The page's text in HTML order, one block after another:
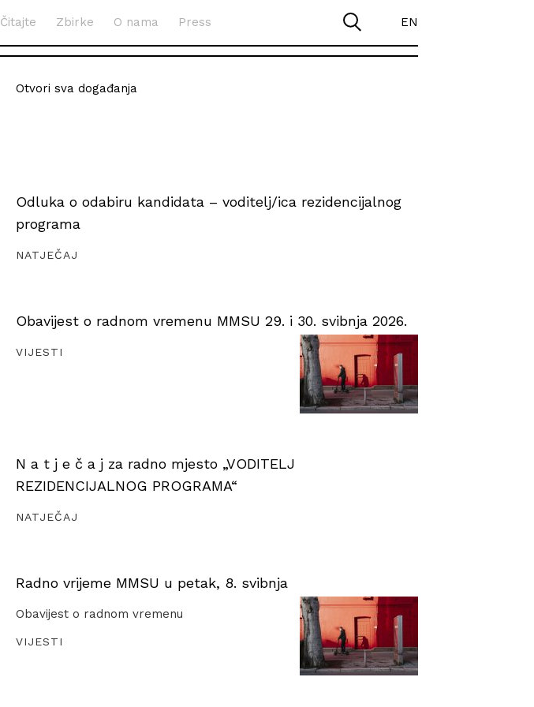
Čitajte Zbirke O nama Press EN
Otvori sva događanja
Odluka o odabiru kandidata – voditelj/ica rezidencijalnog
programa
NATJEČAJ
Obavijest o radnom vremenu MMSU 29. i 30. svibnja 2026.
VIJESTI
N a t j e č a j za radno mjesto „VODITELJ
REZIDENCIJALNOG PROGRAMA“
NATJEČAJ
Radno vrijeme MMSU u petak, 8. svibnja
Obavijest o radnom vremenu
VIJESTI